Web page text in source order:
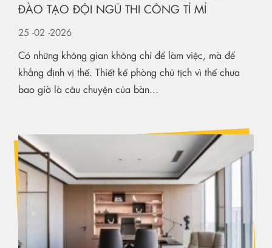
ĐÀO TẠO ĐỘI NGŨ THI CÔNG TỈ MỈ
25 -02 -2026
Có những không gian không chỉ để làm việc, mà để
khẳng định vị thế. Thiết kế phòng chủ tịch vì thế chưa
bao giờ là câu chuyện của bàn...